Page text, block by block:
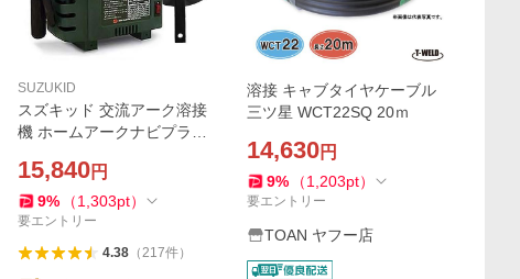
SUZUKID
スズキッド 交流アーク溶接
機 ホームアークナビプラス
15A/低電圧溶接棒専用) [スタ
ー電器 SUZUKID]
15,840円
9% （1,303pt）
要エントリー
4.38（217件）
溶接 キャブタイヤケーブル
三ツ星 WCT22SQ 20ｍ
14,630円
9% （1,203pt）
要エントリー
TOAN ヤフー店